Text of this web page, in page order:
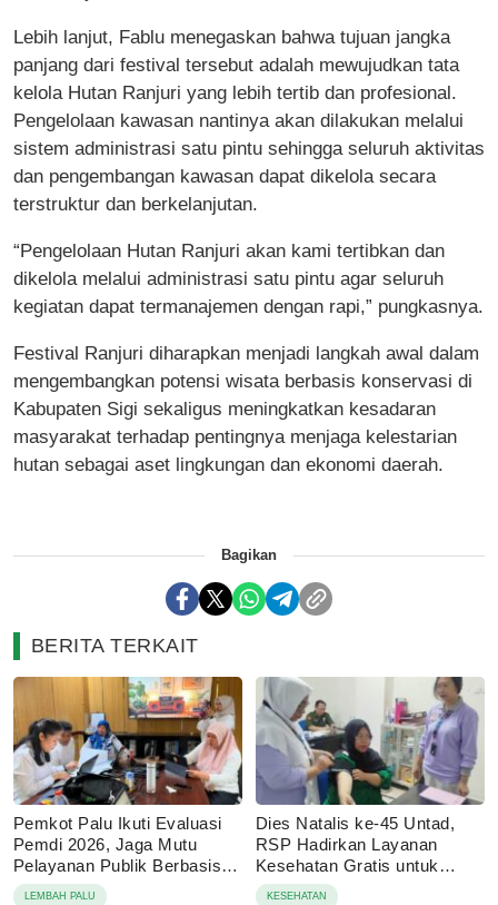
Lebih lanjut, Fablu menegaskan bahwa tujuan jangka
panjang dari festival tersebut adalah mewujudkan tata
kelola Hutan Ranjuri yang lebih tertib dan profesional.
Pengelolaan kawasan nantinya akan dilakukan melalui
sistem administrasi satu pintu sehingga seluruh aktivitas
dan pengembangan kawasan dapat dikelola secara
terstruktur dan berkelanjutan.
“Pengelolaan Hutan Ranjuri akan kami tertibkan dan
dikelola melalui administrasi satu pintu agar seluruh
kegiatan dapat termanajemen dengan rapi,” pungkasnya.
Festival Ranjuri diharapkan menjadi langkah awal dalam
mengembangkan potensi wisata berbasis konservasi di
Kabupaten Sigi sekaligus meningkatkan kesadaran
masyarakat terhadap pentingnya menjaga kelestarian
hutan sebagai aset lingkungan dan ekonomi daerah.
Bagikan
BERITA TERKAIT
Pemkot Palu Ikuti Evaluasi
Pemdi 2026, Jaga Mutu
Pelayanan Publik Berbasis
Digital
LEMBAH PALU
Dies Natalis ke-45 Untad,
RSP Hadirkan Layanan
Kesehatan Gratis untuk
Masyaraka
KESEHATAN